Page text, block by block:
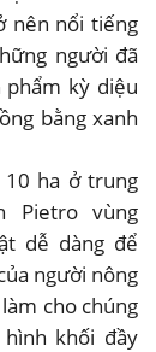
nên nổi tiếng
người đã
kỳ diệu
bằng xanh
10 ha ở trung
Pietro vùng
dễ dàng để
người nông
cho chúng
khối đầy